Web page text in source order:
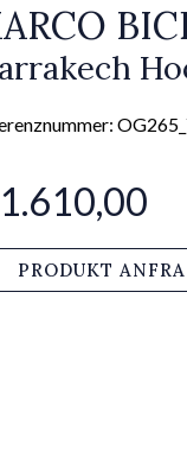
PRODUKT